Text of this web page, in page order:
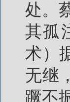
处。
其孤
术）
无继
蹶不